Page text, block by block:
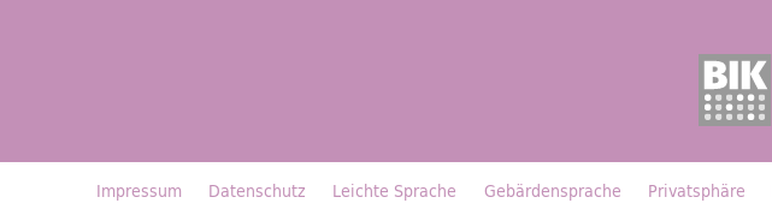
Impressum Datenschutz Leichte Sprache Gebärdensprache Privatsphäre